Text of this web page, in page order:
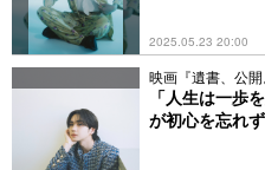
2025.05.23 20:00
映画『遺書、公
「人生は一歩
が初心を忘れ